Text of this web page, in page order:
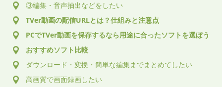
③編集・音声抽出などをしたい
TVer動画の配信URLとは？仕組みと注意点
PCでTVer動画を保存するなら用途に合ったソフトを選ぼう
おすすめソフト比較
ダウンロード・変換・簡単な編集までまとめてしたい
高画質で画面録画したい